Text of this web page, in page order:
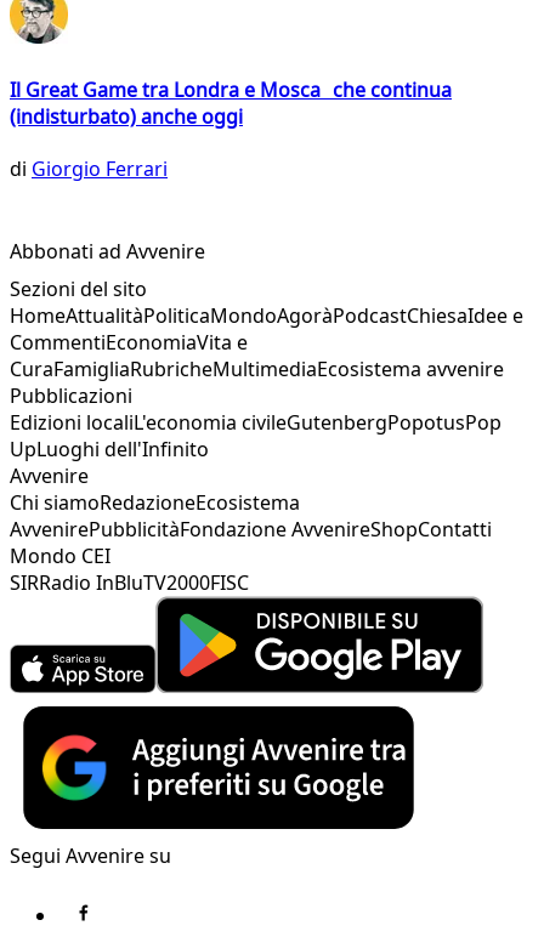
Il Great Game tra Londra e Mosca che continua
(indisturbato) anche oggi
di Giorgio Ferrari
Abbonati ad Avvenire
Sezioni del sito
HomeAttualitàPoliticaMondoAgoràPodcastChiesaIdee e
CommentiEconomiaVita e
CuraFamigliaRubricheMultimediaEcosistema avvenire
Pubblicazioni
Edizioni localiL'economia civileGutenbergPopotusPop
UpLuoghi dell'Infinito
Avvenire
Chi siamoRedazioneEcosistema
AvvenirePubblicitàFondazione AvvenireShopContatti
Mondo CEI
SIRRadio InBluTV2000FISC
Segui Avvenire su